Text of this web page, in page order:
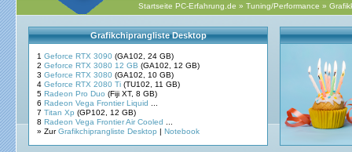
Startseite PC-Erfahrung.de » Tuning/Performance »
Grafikchiprangliste Desktop
1 Geforce RTX 3090 (GA102, 24 GB)
2 Geforce RTX 3080 12 GB (GA102, 12 GB)
3 Geforce RTX 3080 (GA102, 10 GB)
4 Geforce RTX 2080 Ti (TU102, 11 GB)
5 Radeon Pro Duo (Fiji XT, 8 GB)
6 Radeon Vega Frontier Liquid
7 Titan Xp (GP102, 12 GB)
8 Radeon Vega Frontier Air Cooled
» ZurGrafikchiprangliste Desktop | Notebook